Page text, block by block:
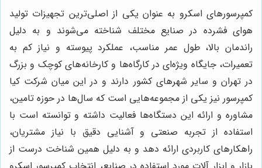
کمپرسورهای اسکرو به عنوان یکی از اصلی‌ترین تجهیزات تولید
هوای فشرده در صنایع مختلف شناخته می‌شوند و به دلیل
راندمان بالا، طول عمر مناسب، عملکرد پیوسته و نیاز کم به
تعمیرات، جایگاه ویژه‌ای در کارگاه‌ها و کارخانه‌های کوچک و بزرگ
در تهران و سایر شهرهای کشور دارند و در این میان شرکت کیا
کمپرسور نیز یکی از مجموعه‌هایی است که سال‌ها در حوزه تامین،
مشاوره و ارائه این دستگاه‌ها فعالیت داشته و توانسته است با
استفاده از تجربه صنعتی و آشنایی دقیق با نیاز مشتریان،
راهکارهای کاربردی ارائه دهد و به دلیل همین شناخت درست از